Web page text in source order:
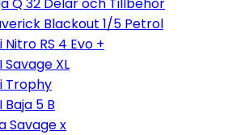
Blackout 1/5 Petrol
Nitro RS 4 Evo +
Savage XL
Trophy
Baja 5 B
Savage x